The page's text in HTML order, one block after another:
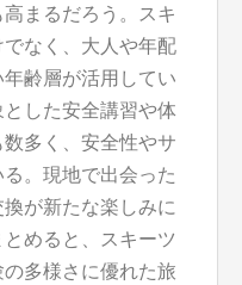
まるだろう。スキ
なく、大人や年配
齢層が活用してい
した安全講習や体
多く、安全性やサ
。現地で出会った
が新たな楽しみに
めると、スキーツ
多様さに優れた旅